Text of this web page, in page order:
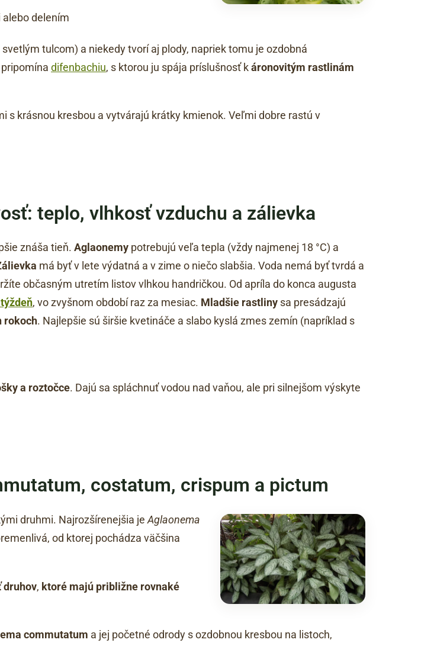
delením
tulcom) a niekedy tvorí aj plody, napriek tomu je ozdobná
difenbachiu, s ktorou ju spája príslušnosť káronovitým rastlinám
s krásnou kresbou a vytvárajú krátky kmienok. Veľmi dobre rastú v
teplo, vlhkosť vzduchu a zálievka
znáša tieň. Aglaonemy potrebujú veľa tepla (vždy najmenej 18 °C) a
má byť v lete výdatná a v zime o niečo slabšia. Voda nemá byť tvrdá a
občasným utretím listov vlhkou handričkou. Od apríla do konca augusta
, vo zvyšnom období raz za mesiac. Mladšie rastliny sa presádzajú
rokoch. Najlepšie sú širšie kvetináče a slabo kyslá zmes zemín (napríklad s
a roztočce. Dajú sa spláchnuť vodou nad vaňou, ale pri silnejšom výskyte
costatum, crispum a pictum
druhmi. Najrozšírenejšia je Aglaonema
od ktorej pochádza väčšina
druhov, ktoré majú približne rovnaké
commutatum a jej početné odrody s ozdobnou kresbou na listoch,